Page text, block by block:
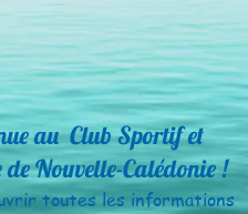
au Club Sportif et
Nouvelle-Calédonie !
toutes les informations